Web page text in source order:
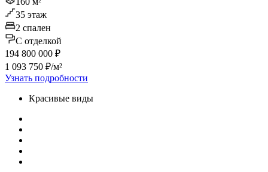
35 этаж
2 спален
C отделкой
194 800 000 ₽
1 093 750 ₽/м²
Узнать подробности
Красивые виды